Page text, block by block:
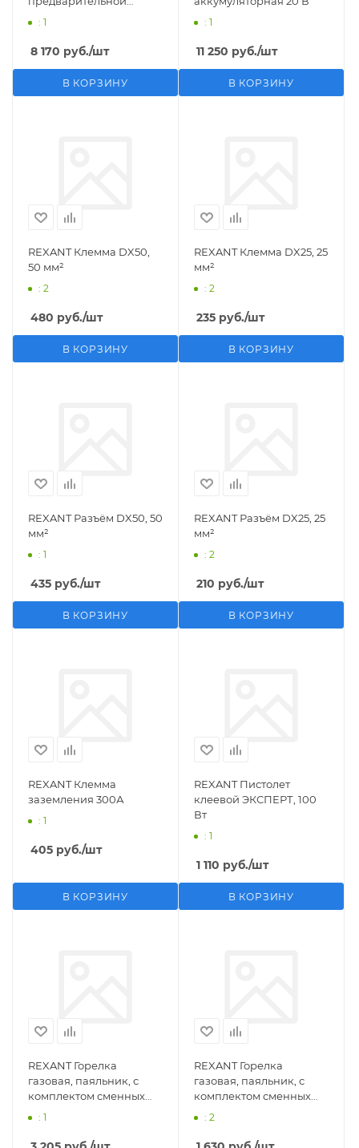
фильтрацией
: 1
8 170 руб./шт
В КОРЗИНУ
: 1
11 250 руб./шт
В КОРЗИНУ
REXANT Клемма DX50,
50 мм²
: 2
480 руб./шт
В КОРЗИНУ
REXANT Клемма DX25, 25
мм²
: 2
235 руб./шт
В КОРЗИНУ
REXANT Разъём DX50, 50
мм²
: 1
435 руб./шт
В КОРЗИНУ
REXANT Разъём DX25, 25
мм²
: 2
210 руб./шт
В КОРЗИНУ
REXANT Клемма
заземления 300А
: 1
405 руб./шт
В КОРЗИНУ
REXANT Пистолет
клеевой ЭКСПЕРТ, 100
Вт
: 1
1 110 руб./шт
В КОРЗИНУ
REXANT Горелка
газовая, паяльник, с
комплектом сменных
насадок, 11 предметов
: 1
REXANT Горелка
газовая, паяльник, с
комплектом сменных
насадок, 3 предмета
: 2